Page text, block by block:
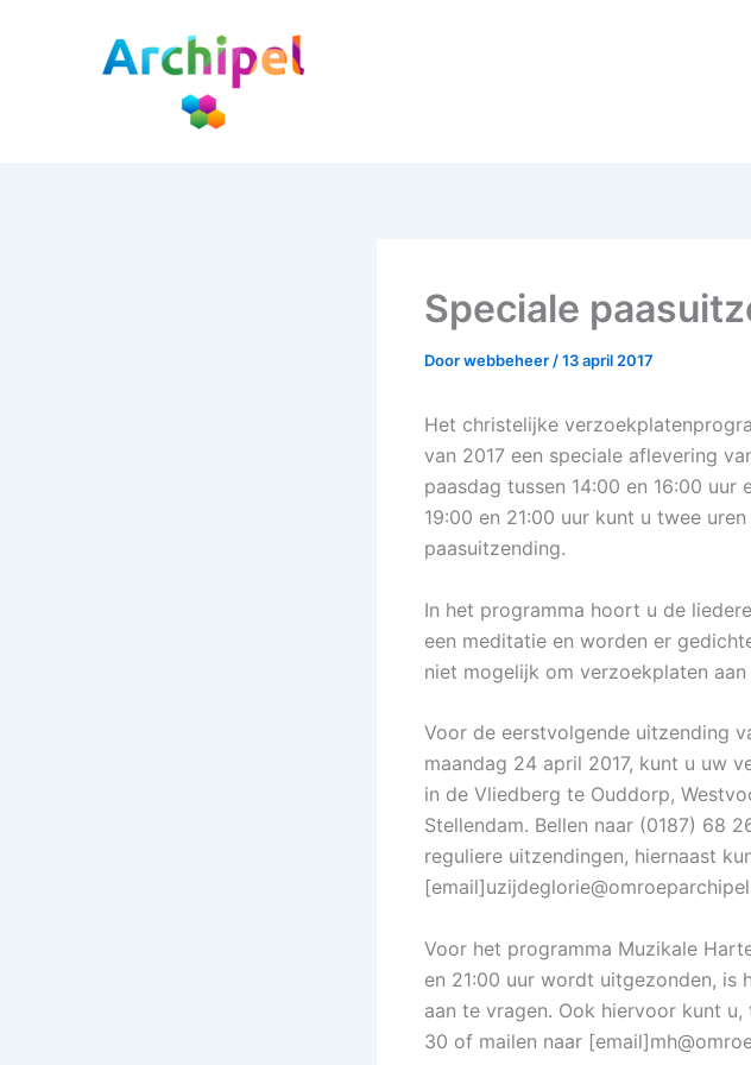
Speciale
Doorwebbeheer /13 april 2017
Het christelijke
van 2017 een speciale aflevering
paasdag tussen 14:00 en 16:00
19:00 en 21:00 uur kunt u twee
paasuitzending.
In het programma hoort u de
een meditatie en worden er
niet mogelijk om verzoekplaten aan
Voor de eerstvolgende uitzending
maandag 24 april 2017, kunt u uw
in de Vliedberg te Ouddorp,
Stellendam. Bellen naar (0187) 68
reguliere uitzendingen, hiernaast
Voor het programma Muzikale
en 21:00 uur wordt uitgezonden, is
aan te vragen. Ook hiervoor kunt
30 of mailen naar